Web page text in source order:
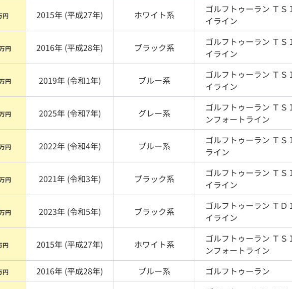
円 2015年 (平成27年) ホワイト系 ゴルフトゥーラン ＴＳ
イライン
円 2016年 (平成28年) ブラック系 ゴルフトゥーラン ＴＳ
イライン
円 2019年 (令和1年) ブルー系 ゴルフトゥーラン ＴＳ
イライン
円 2025年 (令和7年) グレー系 ゴルフトゥーラン ＴＳ
ンフォートライン
円 2022年 (令和4年) ブルー系 ゴルフトゥーラン ＴＳ
ライン
円 2021年 (令和3年) ブラック系 ゴルフトゥーラン ＴＳ
イライン
円 2023年 (令和5年) ブラック系 ゴルフトゥーラン ＴＤ
イライン
円 2015年 (平成27年) ホワイト系 ゴルフトゥーラン ＴＳ
ンフォートライン
円 2016年 (平成28年) ブルー系 ゴルフトゥーラン